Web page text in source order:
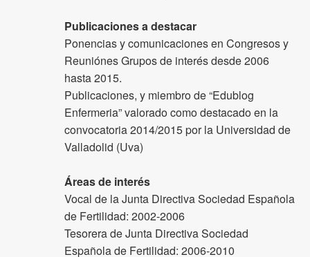
Publicaciones a destacar
Ponencias y comunicaciones en Congresos y
Reuniónes Grupos de interés desde 2006
hasta 2015.
Publicaciones, y miembro de “Edublog
Enfermeria” valorado como destacado en la
convocatoria 2014/2015 por la Universidad de
Valladolid (Uva)
Áreas de interés
Vocal de la Junta Directiva Sociedad Española
de Fertilidad: 2002-2006
Tesorera de Junta Directiva Sociedad
Española de Fertilidad: 2006-2010